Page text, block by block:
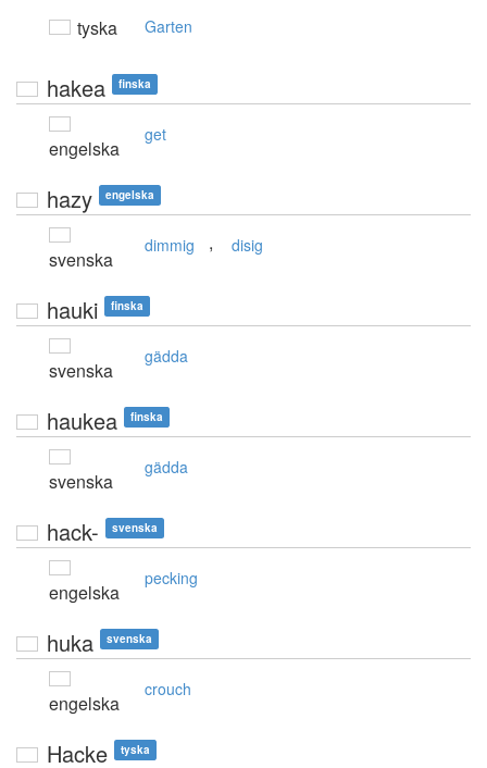
tyska Garten
hakea finska
engelska
get
hazy engelska
svenska
dimmig , disig
hauki finska
svenska
gädda
haukea finska
svenska
gädda
hack- svenska
engelska
pecking
huka svenska
engelska
crouch
Hacke tyska